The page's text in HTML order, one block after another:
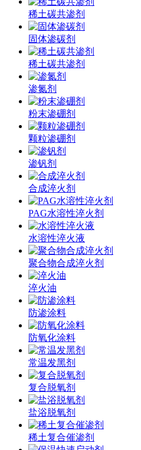
稀土碳共渗剂
固体渗碳剂
稀土碳共渗剂
渗氮剂
粉末渗硼剂
颗粒渗硼剂
渗钒剂
合成淬火剂
PAG水溶性淬火剂
水溶性淬火液
聚合物合成淬火剂
淬火油
防渗涂料
防氧化涂料
常温发黑剂
复合脱氧剂
盐浴脱氧剂
稀土复合催渗剂